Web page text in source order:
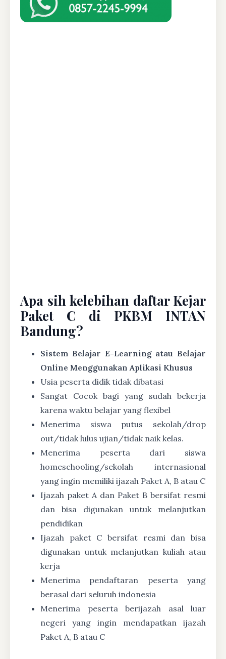
Apa sih kelebihan daftar Kejar
Paket C di PKBM INTAN
Bandung?
Sistem Belajar E-Learning atau Belajar
Online Menggunakan Aplikasi Khusus
Usia peserta didik tidak dibatasi
Sangat Cocok bagi yang sudah bekerja
karena waktu belajar yang flexibel
Menerima siswa putus sekolah/drop
out/tidak lulus ujian/tidak naik kelas.
Menerima peserta dari siswa
homeschooling/sekolah internasional
yang ingin memiliki ijazah Paket A, B atau C
Ijazah paket A dan Paket B bersifat resmi
dan bisa digunakan untuk melanjutkan
pendidikan
Ijazah paket C bersifat resmi dan bisa
digunakan untuk melanjutkan kuliah atau
kerja
Menerima pendaftaran peserta yang
berasal dari seluruh indonesia
Menerima peserta berijazah asal luar
negeri yang ingin mendapatkan ijazah
Paket A, B atau C